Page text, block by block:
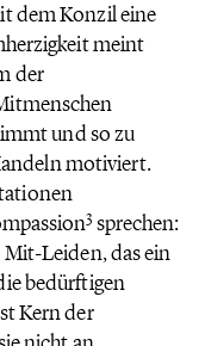
dem Konzil eine
meint
der
und so zu
motiviert.
3 sprechen:
Leiden, das ein
bedürftigen
Kern der